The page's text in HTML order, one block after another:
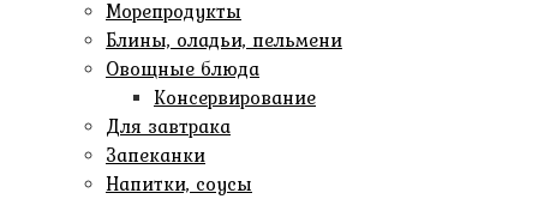
Морепродукты
Блины, оладьи, пельмени
Овощные блюда
Консервирование
Для завтрака
Запеканки
Напитки, соусы